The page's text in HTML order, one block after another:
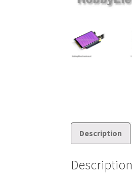
Description
Description